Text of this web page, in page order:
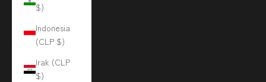
$)
Indonesia
(CLP $)
Irak (CLP
$)